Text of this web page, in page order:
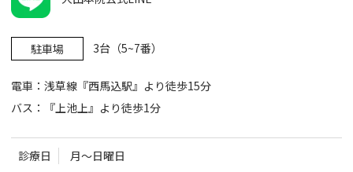
駐車場 3台（5~7番）
電車：浅草線『西馬込駅』より徒歩15分
バス：『上池上』より徒歩1分
診療日 月〜日曜日